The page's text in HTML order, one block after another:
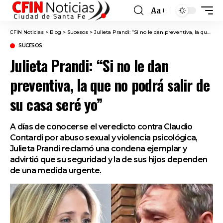
Font
Resizer
Aa
CFIN Noticias > Blog > Sucesos > Julieta Prandi: “Si no le dan preventiva, la que no podrá salir de su casa seré yo”
SUCESOS
Julieta Prandi: “Si no le dan
preventiva, la que no podrá salir de
su casa seré yo”
A días de conocerse el veredicto contra Claudio
Contardi por abuso sexual y violencia psicológica,
Julieta Prandi reclamó una condena ejemplar y
advirtió que su seguridad y la de sus hijos dependen
de una medida urgente.